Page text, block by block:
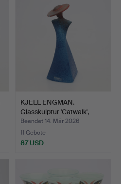
KJELL ENGMAN.
Glasskulptur 'Catwalk',
sign…
Beendet 14. Mär 2026
11 Gebote
87 USD